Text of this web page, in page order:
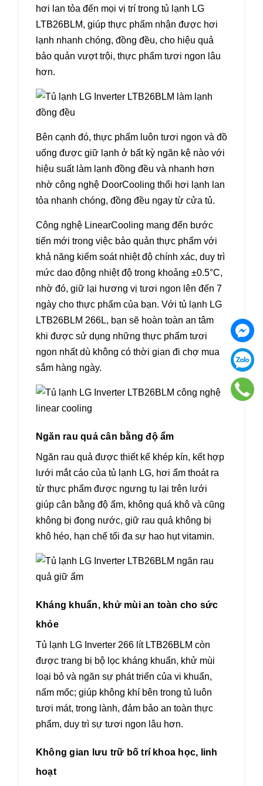
hơi lan tỏa đến mọi vị trí trong tủ lạnh LG
LTB26BLM, giúp thực phẩm nhận được hơi
lạnh nhanh chóng, đồng đều, cho hiệu quả
bảo quản vượt trội, thực phẩm tươi ngon lâu
hơn.
Bên cạnh đó, thực phẩm luôn tươi ngon và đồ
uống được giữ lạnh ở bất kỳ ngăn kệ nào với
hiệu suất làm lạnh đồng đều và nhanh hơn
nhờ công nghệ DoorCooling thổi hơi lạnh lan
tỏa nhanh chóng, đồng đều ngay từ cửa tủ.
Công nghệ LinearCooling mang đến bước
tiến mới trong việc bảo quản thực phẩm với
khả năng kiểm soát nhiệt độ chính xác, duy trì
mức dao động nhiệt độ trong khoảng ±0.5°C,
nhờ đó, giữ lại hương vị tươi ngon lên đến 7
ngày cho thực phẩm của bạn. Với tủ lạnh LG
LTB26BLM 266L, bạn sẽ hoàn toàn an tâm
khi được sử dụng những thực phẩm tươi
ngon nhất dù không có thời gian đi chợ mua
sắm hàng ngày.
Ngăn rau quả cân bằng độ ẩm
Ngăn rau quả được thiết kế khép kín, kết hợp
lưới mắt cáo của tủ lạnh LG, hơi ẩm thoát ra
từ thực phẩm được ngưng tụ lại trên lưới
giúp cân bằng độ ẩm, không quá khô và cũng
không bị đọng nước, giữ rau quả không bị
khô héo, hạn chế tối đa sự hao hụt vitamin.
Kháng khuẩn, khử mùi an toàn cho sức
khỏe
Tủ lạnh LG Inverter 266 lít LTB26BLM còn
được trang bị bộ lọc kháng khuẩn, khử mùi
loại bỏ và ngăn sự phát triển của vi khuẩn,
nấm mốc; giúp không khí bên trong tủ luôn
tươi mát, trong lành, đảm bảo an toàn thực
phẩm, duy trì sự tươi ngon lâu hơn.
Không gian lưu trữ bố trí khoa học, linh
hoạt